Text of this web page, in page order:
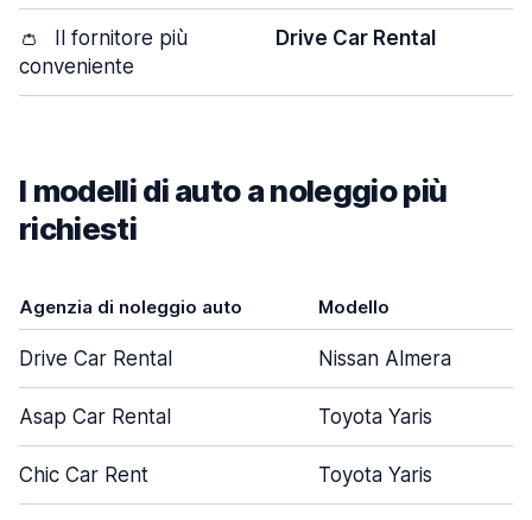
👛
Il fornitore più
conveniente
Drive Car Rental
I modelli di auto a noleggio più
richiesti
Agenzia di noleggio auto Modello
Drive Car Rental Nissan Almera
Asap Car Rental Toyota Yaris
Chic Car Rent Toyota Yaris